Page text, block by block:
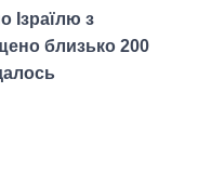
Ізраїлю з
близько 200